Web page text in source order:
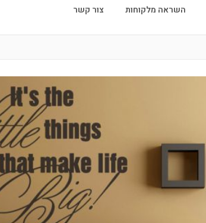
השראה מלקוחות צור קשר